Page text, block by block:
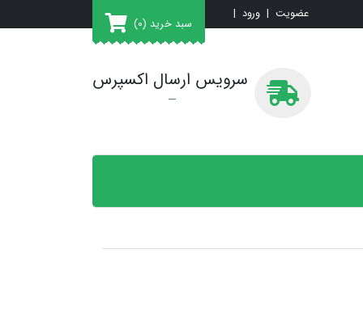
عضویت | ورود |
سبد خرید (0)
سرویس ارسال اکسپرس